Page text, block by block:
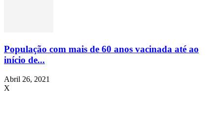
População com mais de 60 anos vacinada até ao
início de...
Abril 26, 2021
X